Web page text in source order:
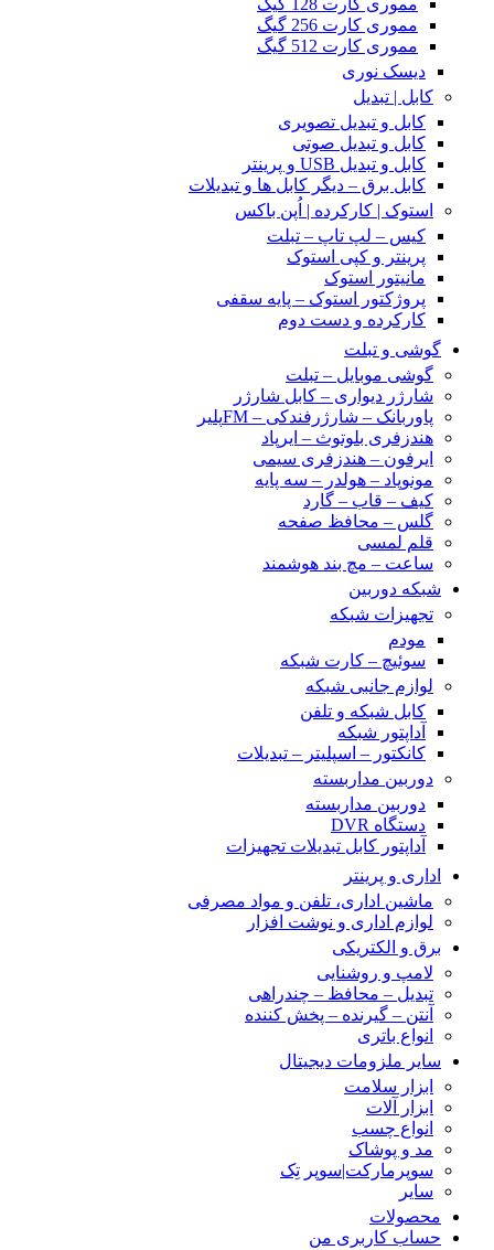
مموری کارت 128 گیگ
مموری کارت 256 گیگ
مموری کارت 512 گیگ
دیسک نوری
کابل | تبدیل
کابل و تبدیل تصویری
کابل و تبدیل صوتی
کابل و تبدیل USB و پرینتر
کابل برق – دیگر کابل ها و تبدیلات
استوک | کارکرده | اُپن باکس
کیس – لپ تاپ – تبلت
پرینتر و کپی استوک
مانیتور استوک
پروژکتور استوک – پایه سقفی
کارکرده و دست دوم
گوشی و تبلت
گوشی موبایل – تبلت
شارژر دیواری – کابل شارژر
پاوربانک – شارژرفندکی – FMپلیر
هندزفری بلوتوث – ایرپاد
ایرفون – هندزفری سیمی
مونوپاد – هولدر – سه پایه
کیف – قاب – گارد
گلس – محافظ صفحه
قلم لمسی
ساعت – مچ بند هوشمند
شبکه دوربین
تجهیزات شبکه
مودم
سوئیچ – کارت شبکه
لوازم جانبی شبکه
کابل شبکه و تلفن
آداپتور شبکه
کانکتور – اسپلیتر – تبدیلات
دوربین مداربسته
دوربین مداربسته
دستگاه DVR
آداپتور کابل تبدیلات تجهیزات
اداری و پرینتر
ماشین اداری، تلفن و مواد مصرفی
لوازم اداری و نوشت افزار
برق و الکتریکی
لامپ و روشنایی
تبدیل – محافظ – چندراهی
آنتن – گیرنده – پخش کننده
انواع باتری
سایر ملزومات دیجیتال
ابزار سلامت
ابزار آلات
انواع چسب
مد و پوشاک
سوپرمارکت|سوپر تِک
سایر
محصولات
حساب کاربری من